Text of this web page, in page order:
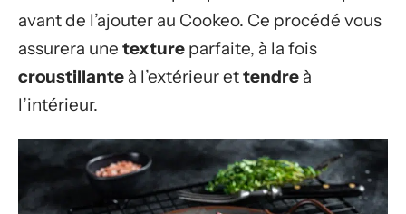
avant de l’ajouter au Cookeo. Ce procédé vous
assurera une texture parfaite, à la fois
croustillante à l’extérieur ettendre à
l’intérieur.